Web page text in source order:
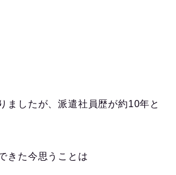
ましたが、派遣社員歴が約10年と
きた今思うことは